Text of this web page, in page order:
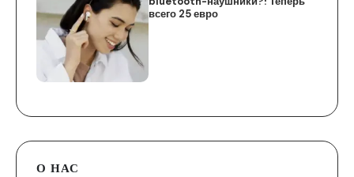
всего 25 евро
О НАС